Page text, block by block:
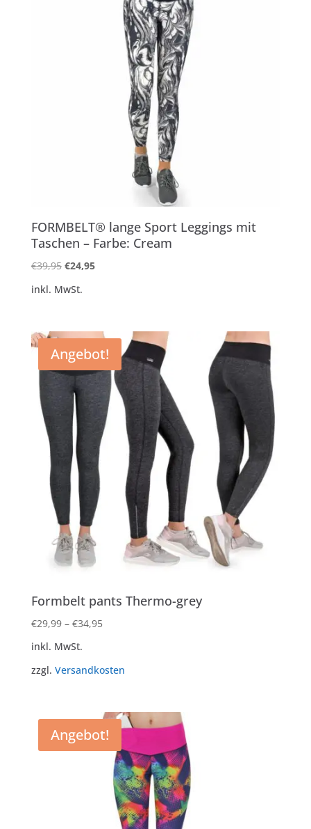
FORMBELT® lange Sport Leggings mit
Taschen – Farbe: Cream
€39,95 Ursprünglicher
war:
€24,95Aktueller
inkl. MwSt.
Angebot!
Formbelt pants Thermo-grey
€29,99– €34,95
inkl. MwSt.
zzgl. Versandkosten
Angebot!